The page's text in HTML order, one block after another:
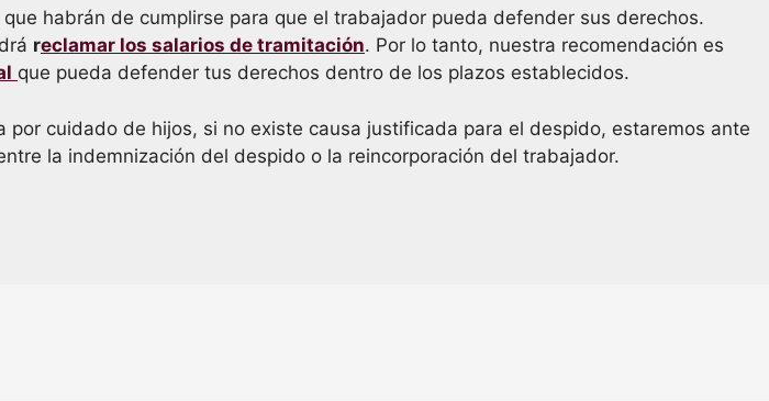
que habrán de cumplirse para que el trabajador pueda defender sus derechos.
reclamar los salarios de tramitación. Por lo tanto, nuestra recomendación es
que pueda defender tus derechos dentro de los plazos establecidos.
cuidado de hijos, si no existe causa justificada para el despido, estaremos ante
la indemnización del despido o la reincorporación del trabajador.